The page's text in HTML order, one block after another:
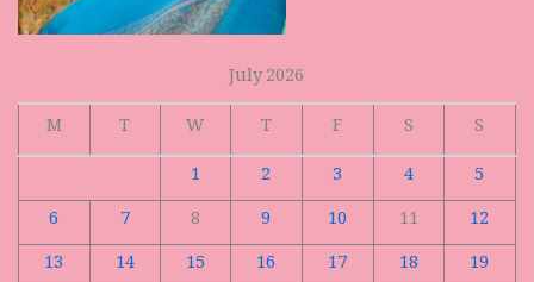
July 2026
M
T W T F S
S
1
2 3 4
5
6
7 8 9 10 11
12
13
14 15 16 17 18
19